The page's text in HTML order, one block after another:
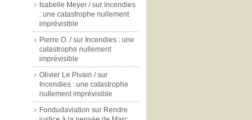
Isabelle Meyer /sur Incendies
: une catastrophe nullement
imprévisible
Pierre O. /sur Incendies : une
catastrophe nullement
imprévisible
Olivier Le Pivain /sur
Incendies : une catastrophe
nullement imprévisible
Fondudaviation sur Rendre